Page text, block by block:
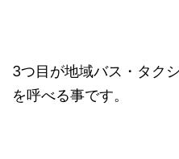
3つ目が地域バス・タク
を呼べる事です。